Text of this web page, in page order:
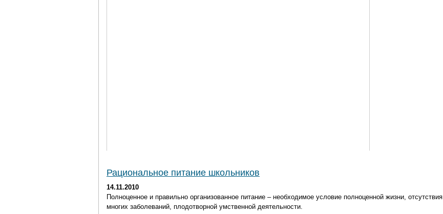
Рациональное питание школьников
14.11.2010
Полноценное и правильно организованное питание – необходимое условие полноценной жизни, отсутствия
многих заболеваний, плодотворной умственной деятельности.